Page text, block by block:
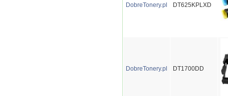
DobreTonery.pl DT625KPLXD
DobreTonery.pl DT1700DD